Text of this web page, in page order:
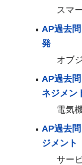
スマ
AP過去
発
オブ
AP過去
ネジメン
電気
AP過去
ジメント
サー